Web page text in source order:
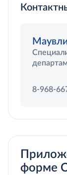
8-968-
форме